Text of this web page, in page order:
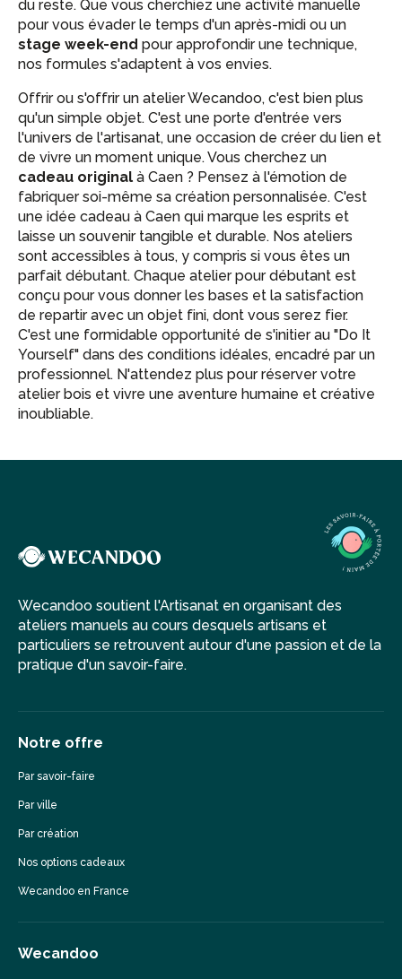
du reste. Que vous cherchiez une activité manuelle
pour vous évader le temps d'un après-midi ou un
stage week-end pour approfondir une technique,
nos formules s'adaptent à vos envies.
Offrir ou s'offrir un atelier Wecandoo, c'est bien plus
qu'un simple objet. C'est une porte d'entrée vers
l'univers de l'artisanat, une occasion de créer du lien et
de vivre un moment unique. Vous cherchez un
cadeau original à Caen ? Pensez à l'émotion de
fabriquer soi-même sa création personnalisée. C'est
une idée cadeau à Caen qui marque les esprits et
laisse un souvenir tangible et durable. Nos ateliers
sont accessibles à tous, y compris si vous êtes un
parfait débutant. Chaque atelier pour débutant est
conçu pour vous donner les bases et la satisfaction
de repartir avec un objet fini, dont vous serez fier.
C'est une formidable opportunité de s'initier au "Do It
Yourself" dans des conditions idéales, encadré par un
professionnel. N'attendez plus pour réserver votre
atelier bois et vivre une aventure humaine et créative
inoubliable.
Wecandoo soutient l'Artisanat en organisant des
ateliers manuels au cours desquels artisans et
particuliers se retrouvent autour d'une passion et de la
pratique d'un savoir-faire.
Notre offre
Par savoir-faire
Par ville
Par création
Nos options cadeaux
Wecandoo en France
Wecandoo